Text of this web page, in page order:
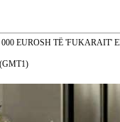
EUROSH TË 'FUKARAIT'